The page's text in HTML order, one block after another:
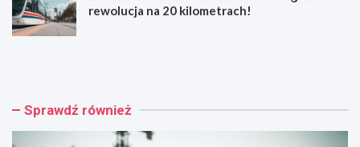
rewolucja na 20 kilometrach!
R
a
W
e Sprawdź również